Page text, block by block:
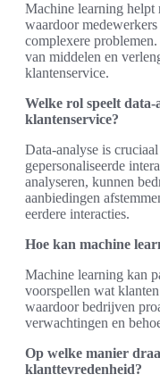
Machine learning helpt
waardoor
complexere
van middelen en
klantenservice.
Welke rol speelt
klantenservice?
Data-analyse is
gepersonaliseerde
analyseren, kunnen
aanbiedingen
eerdere interacties.
Hoe kan machine
Machine learning kan
voorspellen wat
waardoor bedrijven
verwachtingen en
Op welke manier
klanttevredenheid?